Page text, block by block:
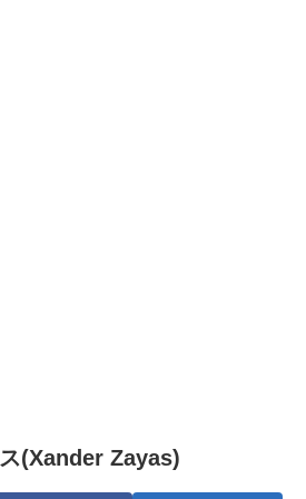
(Xander Zayas)